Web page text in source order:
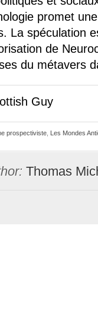
promet
La spéculation
de
du métavers
Guy
prospectiviste Les Mondes
Thomas